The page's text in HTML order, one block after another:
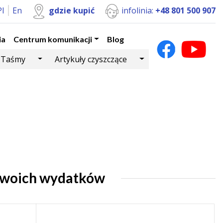
En gdzie kupić infolinia: +48 801 500 907
Centrum komunikacji Blog
Taśmy Toggle Dropdown
Artykuły czyszczące Toggle Dropdown
wydatków